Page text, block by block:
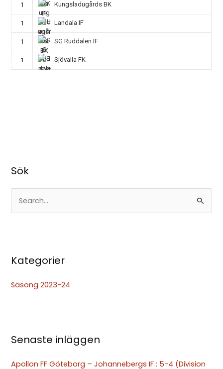
1 Kungsladugårds BK
1 Landala IF
1 SG Ruddalen IF
1 Sjövalla FK
Sök
ö
f
e
Kategorier
Säsong 2023-24
Senaste inläggen
Apollon FF Göteborg – Johannebergs IF : 5-4 (Division